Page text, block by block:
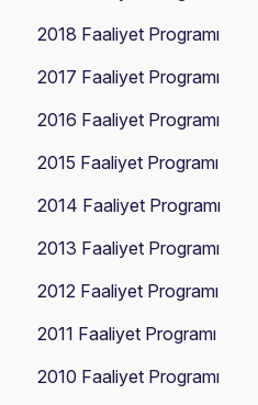
2018 Faaliyet Programı
2017 Faaliyet Programı
2016 Faaliyet Programı
2015 Faaliyet Programı
2014 Faaliyet Programı
2013 Faaliyet Programı
2012 Faaliyet Programı
2011 Faaliyet Programı
2010 Faaliyet Programı